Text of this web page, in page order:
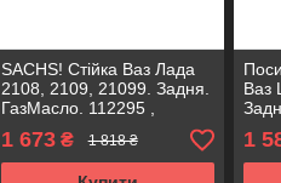
SACHS! Стійка Ваз Лада
2108, 2109, 21099. Задня.
ГазМасло. 112295 ,
341824 САКС
1 673₴ 1 818 ₴
Ваз
,
1